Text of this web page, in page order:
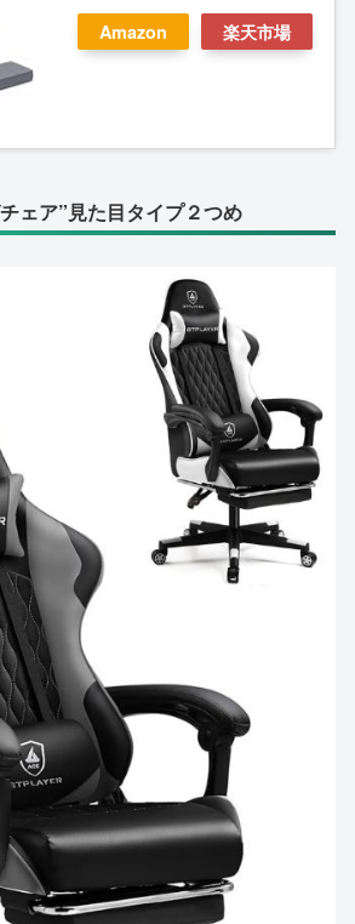
クライニング オットマン付
き ポケットコイル オフィス
チェア イス 布張り pcチェア
Amazon 楽天市場
ェア”見た目タイプ２つめ